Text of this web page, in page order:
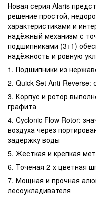
Новая серия Alaris
решение простой,
характеристиками и
надёжный механизм с
подшипниками (3+1)
надёжность и ровную
1. Подшипники из
2. Quick-Set Anti-Reverse:
3. Корпус и ротор
графита
4. Cyclonic Flow Rotor:
воздуха через
задержку воды
5. Жесткая и крепкая
6. Точеная 2-х цветная
7. Мощная и прочная
лесоукладивателя